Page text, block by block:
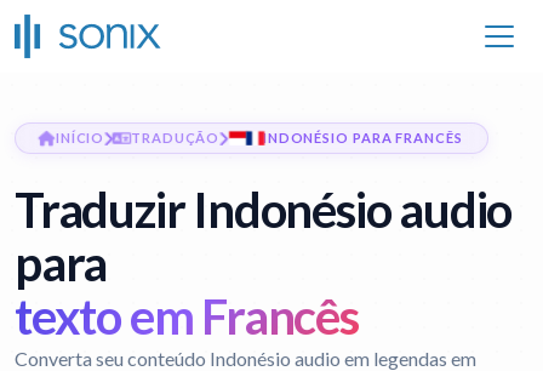
INÍCIO TRADUÇÃO INDONÉSIO PARA FRANCÊS
Traduzir Indonésio audio
para
texto em Francês
Converta seu conteúdo Indonésio audio em legendas em